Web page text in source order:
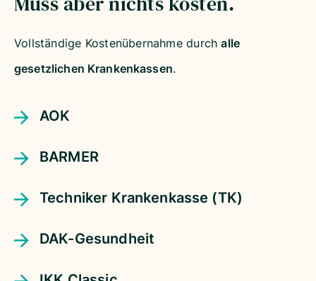
Vollständige Kostenübernahme durchalle
gesetzlichen Krankenkassen.
AOK
BARMER
Techniker Krankenkasse (TK)
DAK-Gesundheit